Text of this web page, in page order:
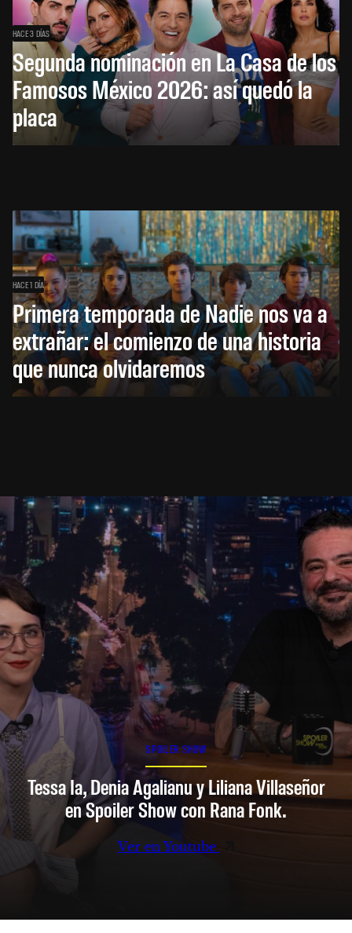
HACE 3 DÍAS
Segunda nominación en La Casa de los
Famosos México 2026: así quedó la
placa
HACE 1 DÍA
Primera temporada de Nadie nos va a
extrañar: el comienzo de una historia
que nunca olvidaremos
SPOILER SHOW
Tessa Ia, Denia Agalianu y Liliana Villaseñor
en Spoiler Show con Rana Fonk.
Ver en Youtube